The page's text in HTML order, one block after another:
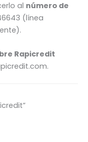
al número de
(línea
Rapicredit